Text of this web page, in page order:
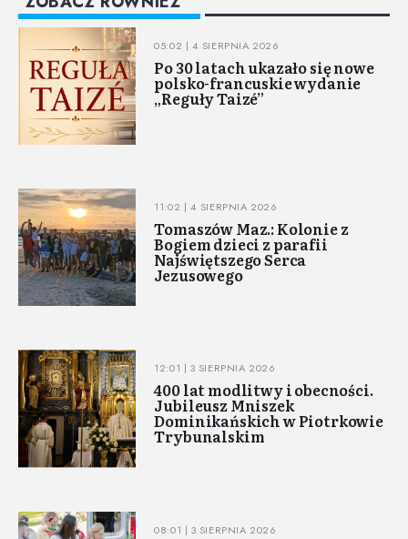
05:02 | 4 SIERPNIA 2026
Po 30 latach ukazało się nowe
polsko-francuskie wydanie
„Reguły Taizé”
11:02 | 4 SIERPNIA 2026
Tomaszów Maz.: Kolonie z
Bogiem dzieci z parafii
Najświętszego Serca
Jezusowego
12:01 | 3 SIERPNIA 2026
400 lat modlitwy i obecności.
Jubileusz Mniszek
Dominikańskich w Piotrkowie
Trybunalskim
08:01 | 3 SIERPNIA 2026